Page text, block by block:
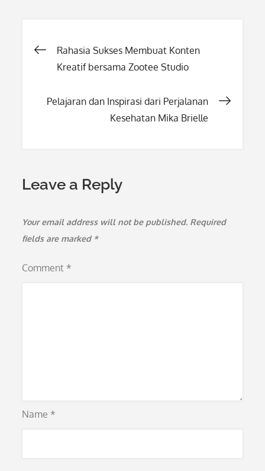
Post
Rahasia Sukses Membuat Konten
Kreatif bersama Zootee Studio
Pelajaran dan Inspirasi dari Perjalanan
Kesehatan Mika Brielle
Leave a Reply
Your email address will not be published. Required
fields are marked *
Comment *
Name *